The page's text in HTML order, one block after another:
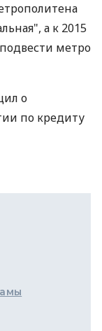
а к 2015
метро
о
по кредиту